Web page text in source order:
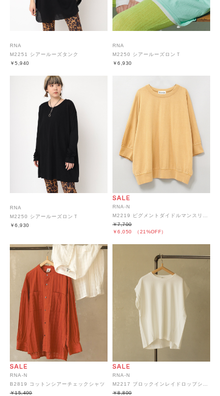
RNA
M2251 シアールーズタンク
￥5,940
RNA
M2250 シアールーズロンＴ
￥6,930
RNA
M2250 シアールーズロンＴ
￥6,930
RNA-N
￥6,050 （21%OFF）
￥7,700
RNA-N
B2819 コットンシアーチェックシャツ
￥15,400
RNA-N
￥8,800